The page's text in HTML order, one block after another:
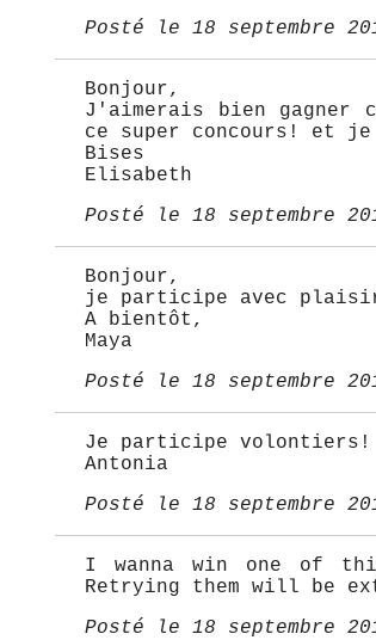
Posté le 18 septembre
Bonjour,
J'aimerais bien gagner
ce super concours! et
Bises
Elisabeth
Posté le 18 septembre
Bonjour,
je participe avec plaisir
A bientôt,
Maya
Posté le 18 septembre
Je participe volontiers!
Antonia
Posté le 18 septembre
I wanna win one of
Retrying them will be
Posté le 18 septembre